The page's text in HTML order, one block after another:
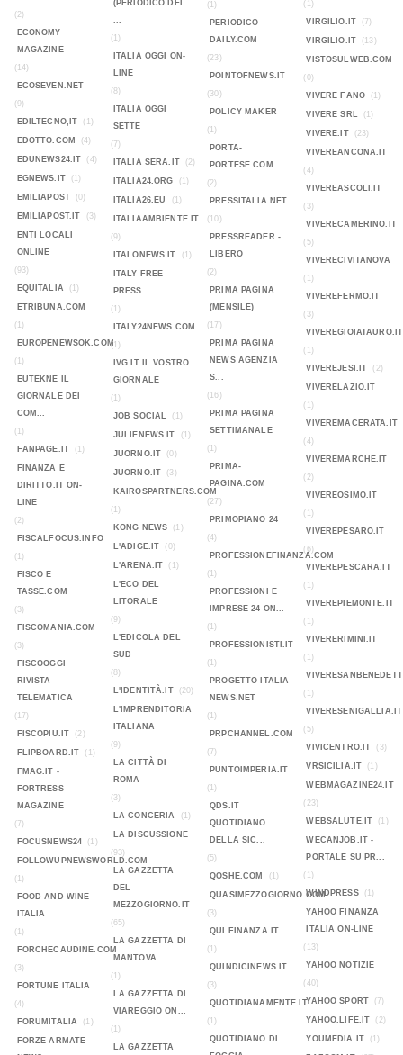
(2)
ECONOMY
MAGAZINE
(14)
ECOSEVEN.NET
(9)
EDILTECNO,IT
(1)
EDOTTO.COM (4)
EDUNEWS24.IT (4)
EGNEWS.IT (1)
EMILIAPOST (0)
EMILIAPOST.IT (3)
ENTI LOCALI
ONLINE
(93)
EQUITALIA
(1)
ETRIBUNA.COM
(1)
EUROPENEWSOK.COM
(1)
EUTEKNE IL
GIORNALE DEI
COM...
(1)
FANPAGE.IT
(1)
FINANZA E
DIRITTO.IT ON-
LINE
(2)
FISCALFOCUS.INFO
(1)
FISCO E
TASSE.COM
(3)
FISCOMANIA.COM
(3)
FISCOOGGI
RIVISTA
TELEMATICA
(17)
FISCOPIU.IT
(2)
FLIPBOARD.IT (1)
FMAG.IT -
FORTRESS
MAGAZINE
(7)
FOCUSNEWS24
(1)
FOLLOWUPNEWSWORLD.COM
(1)
FOOD AND WINE
ITALIA
(1)
FORCHECAUDINE.COM
(3)
FORTUNE ITALIA
(4)
FORUMITALIA
(1)
FORZE ARMATE
(PERIODICO DEI
...
(1)
ITALIA OGGI ON-
LINE
(8)
ITALIA OGGI
SETTE
(7)
ITALIA SERA.IT
(2)
ITALIA24.ORG (1)
ITALIA26.EU (1)
ITALIAAMBIENTE.IT
(9)
ITALONEWS.IT
(1)
ITALY FREE
PRESS
(1)
ITALY24NEWS.COM
(1)
IVG.IT IL VOSTRO
GIORNALE
(1)
JOB SOCIAL
(1)
JULIENEWS.IT (1)
JUORNO.IT (0)
JUORNO.IT (3)
KAIROSPARTNERS.COM
(1)
KONG NEWS
(1)
L'ADIGE.IT (0)
L'ARENA.IT (1)
L'ECO DEL
LITORALE
(9)
L'EDICOLA DEL
SUD
(8)
L'IDENTITÀ.IT
(20)
L'IMPRENDITORIA
ITALIANA
(9)
LA CITTÀ DI
ROMA
(3)
LA CONCERIA
(1)
LA DISCUSSIONE
(93)
LA GAZZETTA
DEL
MEZZOGIORNO.IT
(65)
LA GAZZETTA DI
MANTOVA
(1)
LA GAZZETTA DI
VIAREGGIO ON...
(1)
LA GAZZETTA
(1)
PERIODICO
DAILY.COM
(23)
POINTOFNEWS.IT
(30)
POLICY MAKER
(1)
PORTA-
PORTESE.COM
(2)
PRESSITALIA.NET
(10)
PRESSREADER -
LIBERO
(2)
PRIMA PAGINA
(MENSILE)
(17)
PRIMA PAGINA
NEWS AGENZIA
S...
(16)
PRIMA PAGINA
SETTIMANALE
(1)
PRIMA-
PAGINA.COM
(27)
PRIMOPIANO 24
(4)
PROFESSIONEFINANZA.COM
(1)
PROFESSIONI E
IMPRESE 24 ON...
(1)
PROFESSIONISTI.IT
(1)
PROGETTO ITALIA
NEWS.NET
(1)
PRPCHANNEL.COM
(7)
PUNTOIMPERIA.IT
(1)
QDS.IT
QUOTIDIANO
DELLA SIC...
(5)
QOSHE.COM
(1)
QUASIMEZZOGIORNO.COM
(3)
QUI FINANZA.IT
(1)
QUINDICINEWS.IT
(3)
QUOTIDIANAMENTE.IT
(1)
QUOTIDIANO DI
(1)
VIRGILIO.IT
(7)
VIRGILIO.IT (13)
VISTOSULWEB.COM
(0)
VIVERE FANO
(1)
VIVERE SRL (1)
VIVERE.IT (23)
VIVEREANCONA.IT
(4)
VIVEREASCOLI.IT
(3)
VIVERECAMERINO.IT
(5)
VIVERECIVITANOVA
(1)
VIVEREFERMO.IT
(3)
VIVEREGIOIATAURO.IT
(1)
VIVEREJESI.IT
(2)
VIVERELAZIO.IT
(1)
VIVEREMACERATA.IT
(4)
VIVEREMARCHE.IT
(2)
VIVEREOSIMO.IT
(1)
VIVEREPESARO.IT
(6)
VIVEREPESCARA.IT
(1)
VIVEREPIEMONTE.IT
(1)
VIVERERIMINI.IT
(1)
(1)
VIVERESENIGALLIA.IT
(5)
VIVICENTRO.IT
(3)
VRSICILIA.IT (1)
WEBMAGAZINE24.IT
(23)
WEBSALUTE.IT
(1)
WECANJOB.IT -
PORTALE SU PR...
(1)
WINDPRESS
(1)
YAHOO FINANZA
ITALIA ON-LINE
(13)
YAHOO NOTIZIE
(40)
YAHOO SPORT
(7)
YAHOO.LIFE.IT (2)
YOUMEDIA.IT (1)